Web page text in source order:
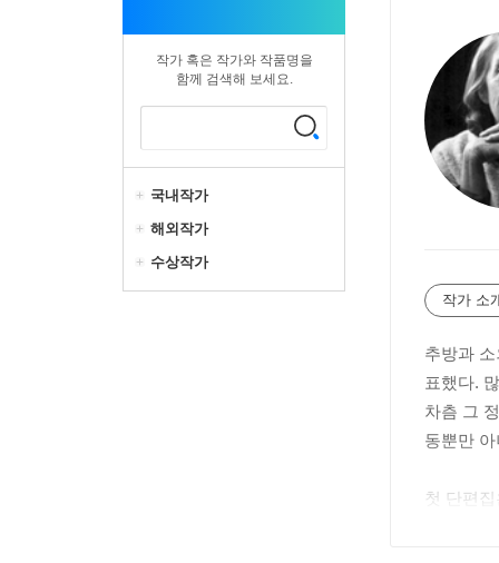
작가 혹은 작가와 작품명을
함께 검색해 보세요.
국내작가
해외작가
수상작가
작가 소
추방과
표했다.
차츰 그
동뿐만
첫 단편